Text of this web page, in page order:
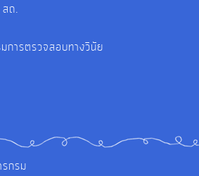
ถ.
การตรวจสอบทางวินัย
รกรม